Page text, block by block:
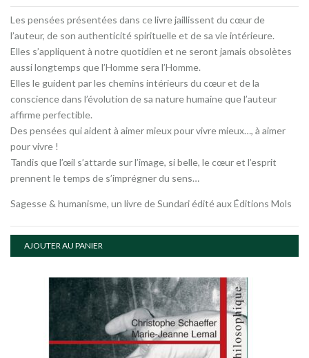
Les pensées présentées dans ce livre jaillissent du cœur de
l’auteur, de son authenticité spirituelle et de sa vie intérieure.
Elles s’appliquent à notre quotidien et ne seront jamais obsolètes
aussi longtemps que l’Homme sera l’Homme.
Elles le guident par les chemins intérieurs du cœur et de la
conscience dans l’évolution de sa nature humaine que l’auteur
affirme perfectible.
Des pensées qui aident à aimer mieux pour vivre mieux…, à aimer
pour vivre !
Tandis que l’œil s’attarde sur l’image, si belle, le cœur et l’esprit
prennent le temps de s’imprégner du sens…
Sagesse & humanisme, un livre de Sundari édité aux Éditions Mols
AJOUTER AU PANIER